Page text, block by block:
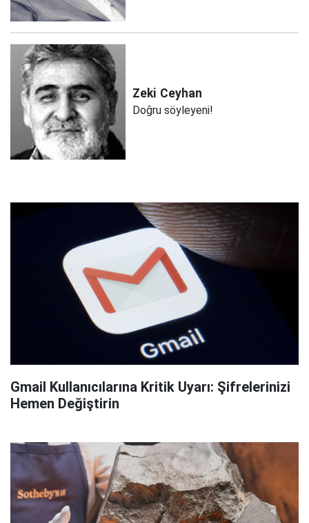
Zeki Ceyhan
Doğru söyleyeni!
Gmail Kullanıcılarına Kritik Uyarı: Şifrelerinizi
Hemen Değiştirin